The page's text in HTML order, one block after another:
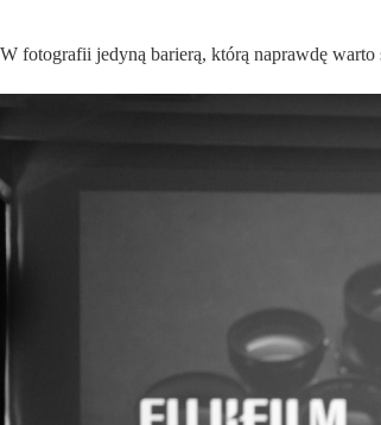
W fotografii jedyną barierą, którą naprawdę warto